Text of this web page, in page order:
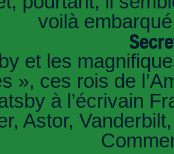
voilà
et les
», ces rois de
à l’écrivain
Astor,